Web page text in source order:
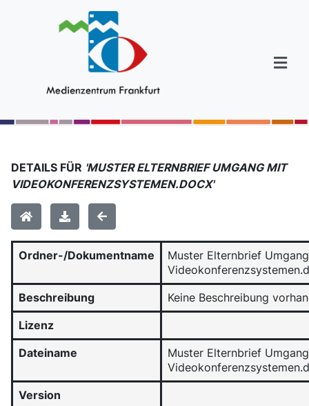
DETAILS FÜR 'MUSTER ELTERNBRIEF UMGANG MIT
VIDEOKONFERENZSYSTEMEN.DOCX'
Ordner-/Dokumentname
Muster Elternbrief
Beschreibung
Keine Beschreibung
Lizenz
Dateiname
Muster Elternbrief
Version